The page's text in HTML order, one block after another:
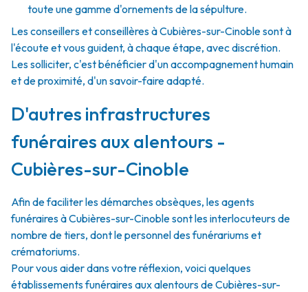
toute une gamme d'ornements de la sépulture.
Les conseillers et conseillères à Cubières-sur-Cinoble sont à
l'écoute et vous guident, à chaque étape, avec discrétion.
Les solliciter, c'est bénéficier d'un accompagnement humain
et de proximité, d'un savoir-faire adapté.
D'autres infrastructures
funéraires aux alentours -
Cubières-sur-Cinoble
Afin de faciliter les démarches obsèques, les agents
funéraires à Cubières-sur-Cinoble sont les interlocuteurs de
nombre de tiers, dont le personnel des funérariums et
crématoriums.
Pour vous aider dans votre réflexion, voici quelques
établissements funéraires aux alentours de Cubières-sur-